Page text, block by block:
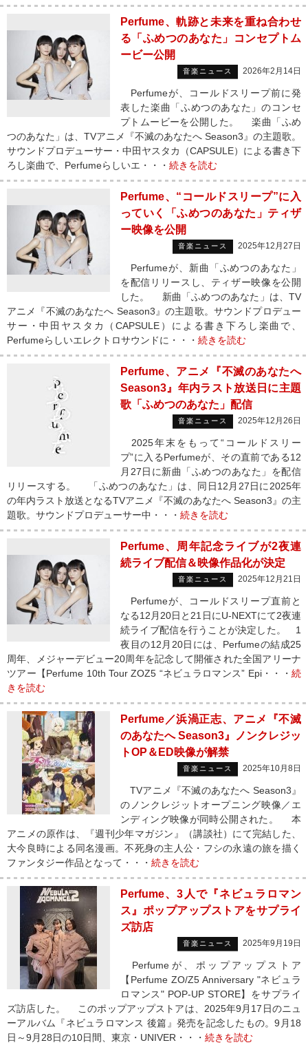
Perfume、軌跡と未来を重ね合わせ
る「ふめつのあなた」コンセプトム
ービー公開
音楽ニュース 2026年2月14日
Perfumeが、コールドスリープ前に発
表した楽曲「ふめつのあなた」のコンセ
プトムービーを公開した。 楽曲「ふめ
つのあなた」は、TVアニメ『不滅のあなたへ Season3』の主題歌。
サウンドプロデューサー・中田ヤスタカ（CAPSULE）による書き下
ろし楽曲で、Perfumeらしいエ・・・ 続きを読む
Perfume、“コールドスリープ”に入
っていく「ふめつのあなた」ティザ
ー映像を公開
音楽ニュース 2025年12月27日
Perfumeが、新曲「ふめつのあなた」
を配信リリースし、ティザー映像を公開
した。 新曲「ふめつのあなた」は、TV
アニメ『不滅のあなたへ Season3』の主題歌。サウンドプロデュー
サー・中田ヤスタカ（CAPSULE）による書き下ろし楽曲で、
Perfumeらしいエレクトロサウンドに・・・ 続きを読む
Perfume、アニメ『不滅のあなたへ
Season3』年内ラスト放送日に主題
歌「ふめつのあなた」配信
音楽ニュース 2025年12月26日
2025年末をもって“コールドスリー
プ”に入るPerfumeが、その直前である12
月27日に新曲「ふめつのあなた」を配信
リリースする。 「ふめつのあなた」は、同日12月27日に2025年
の年内ラスト放送となるTVアニメ『不滅のあなたへ Season3』の主
題歌。サウンドプロデューサー中・・・ 続きを読む
Perfume、周年記念ライブが2夜連
続ライブ配信＆映像作品化が決定
音楽ニュース 2025年12月21日
Perfumeが、コールドスリープ直前と
なる12月20日と21日にU-NEXTにて2夜連
続ライブ配信を行うことが決定した。 1
夜目の12月20日には、Perfumeの結成25
周年、メジャーデビュー20周年を記念して開催された全国アリーナ
ツアー【Perfume 10th Tour ZOZ5 “ネビュラロマンス” Epi・・・ 続
きを読む
Perfume／浜渦正志、アニメ『不滅
のあなたへ Season3』ノンクレジッ
トOP＆ED映像が解禁
音楽ニュース 2025年10月8日
TVアニメ『不滅のあなたへ Season3』
のノンクレジットオープニング映像／エ
ンディング映像が同時公開された。 本
アニメの原作は、『週刊少年マガジン』（講談社）にて完結した、
大今良時による同名漫画。不死身の主人公・フシの永遠の旅を描く
ファンタジー作品となって・・・ 続きを読む
Perfume、3人で『ネビュラロマン
ス』ポップアップストアをサプライ
ズ訪店
音楽ニュース 2025年9月19日
Perfumeが、ポップアップストア
【Perfume ZO/Z5 Anniversary "ネビュラ
ロマンス" POP-UP STORE】をサプライ
ズ訪店した。 このポップアップストアは、2025年9月17日のニュ
ーアルバム『ネビュラロマンス 後篇』発売を記念したもの。9月18
日～9月28日の10日間、東京・UNIVER・・・ 続きを読む